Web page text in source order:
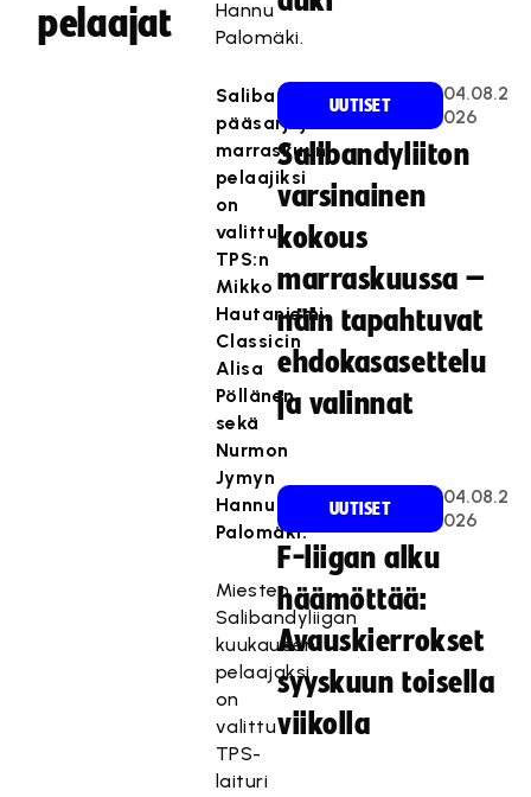
pelaajat
Hannu
Palomäki.
Salibandyn
pääsarjojen
marraskuun
pelaajiksi
on
valittu
TPS:n
Mikko
Hautaniemi,
Classicin
Alisa
Pöllänen
sekä
Nurmon
Jymyn
Hannu
Palomäki.
Miesten
Salibandyliigan
kuukauden
pelaajaksi
on
valittu
TPS-
laituri
UUTISET
04.08.2
026
Salibandyliiton
varsinainen
kokous
marraskuussa –
näin tapahtuvat
ehdokasasettelu
ja valinnat
UUTISET
04.08.2
026
F-liigan alku
häämöttää:
Avauskierrokset
syyskuun toisella
viikolla